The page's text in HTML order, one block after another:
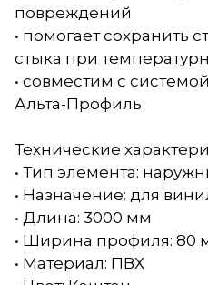
повреждений
• помогает сохранить
стыка при
• совместим с
Альта-Профиль
Технические
• Тип элемента:
• Назначение: для
• Длина: 3000 мм
• Ширина профиля: 80
• Материал: ПВХ